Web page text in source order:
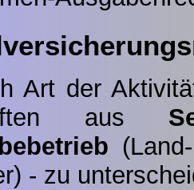
Art der
aus
- zu